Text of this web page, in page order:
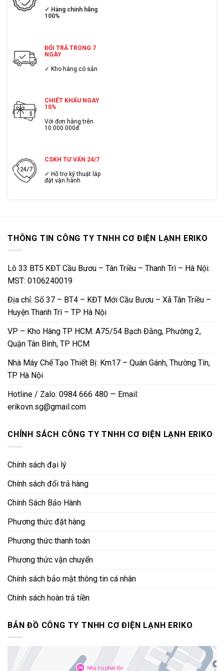
✓ Hàng chính hãng
100%
ĐỔI TRẢ TRONG 7
NGÀY
✓ Kho hàng có sẳn
CHIẾT KHẤU NGAY
10%
Với đơn hàng trên
10.000.000đ.
CSKH TƯ VẤN 24/7
✓ Hỗ trợ kỹ thuật lắp
đặt vận hành
THÔNG TIN CÔNG TY TNHH CƠ ĐIỆN LẠNH ERIKO
Lô 33 BT5 KĐT Cầu Bươu – Tân Triều – Thanh Trì – Hà Nội.
MST: 0106240019
Địa chỉ: Số 37 – BT4 – KĐT Mới Cầu Bươu – Xã Tân Triều –
Huyện Thanh Trì – TP Hà Nội
VP – Kho Hàng TP HCM: A75/54 Bạch Đằng, Phường 2,
Quận Tân Bình, TP HCM
Nhà Máy Chế Tạo Thiết Bị: Km17 – Quán Gánh, Thường Tín,
TP Hà Nội
Hotline / Zalo: 0984 666 480 — Email:
erikovn.sg@gmail.com
CHÍNH SÁCH CÔNG TY TNHH CƠ ĐIỆN LẠNH ERIKO
Chính sách đại lý
Chính sách đổi trả hàng
Chính Sách Bảo Hành
Phương thức đặt hàng
Phương thức thanh toán
Phương thức vận chuyển
Chính sách bảo mật thông tin cá nhân
Chính sách hoàn trả tiền
BẢN ĐỒ CÔNG TY TNHH CƠ ĐIỆN LẠNH ERIKO